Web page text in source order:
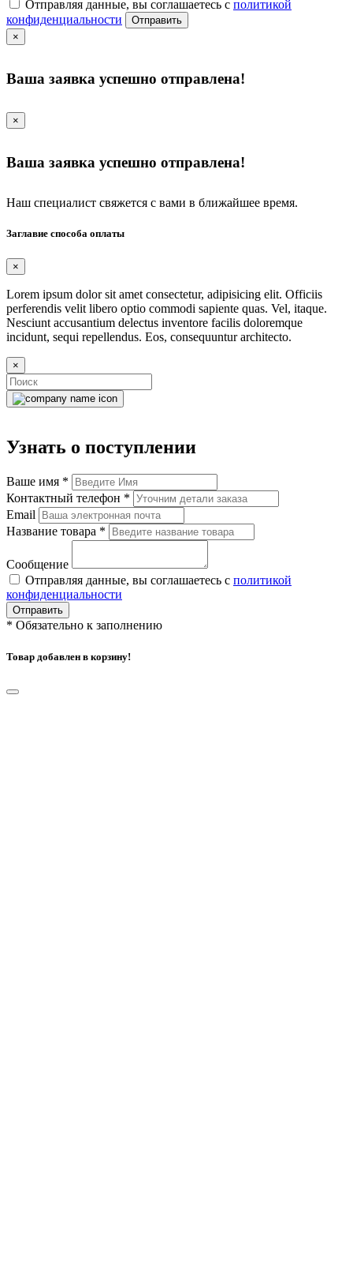
Отправляя данные, вы соглашаетесь с политикой
конфиденциальности
Отправить
×
Ваша заявка успешно отправлена!
×
Ваша заявка успешно отправлена!
Наш специалист свяжется с вами в ближайшее время.
Заглавие способа оплаты
×
Lorem ipsum dolor sit amet consectetur, adipisicing elit. Officiis
perferendis velit libero optio commodi sapiente quas. Vel, itaque.
Nesciunt accusantium delectus inventore facilis doloremque
incidunt, sequi repellendus. Eos, consequuntur architecto.
×
Узнать о поступлении
Ваше имя *
Контактный телефон *
Email
Название товара *
Сообщение
Отправляя данные, вы соглашаетесь с политикой
конфиденциальности
Отправить
* Обязательно к заполнению
Товар добавлен в корзину!